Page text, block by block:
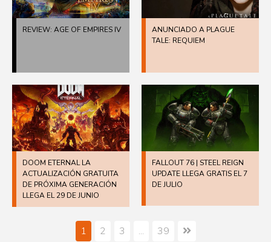
REVIEW: AGE OF EMPIRES IV
ANUNCIADO A PLAGUE
TALE: REQUIEM
DOOM ETERNAL LA
ACTUALIZACIÓN GRATUITA
DE PRÓXIMA GENERACIÓN
LLEGA EL 29 DE JUNIO
FALLOUT 76 | STEEL REIGN
UPDATE LLEGA GRATIS EL 7
DE JULIO
1 2 3 ... 39